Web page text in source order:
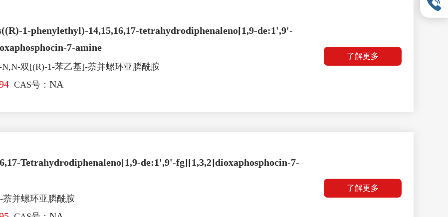
1-phenylethyl)-14,15,16,17-tetrahydrodiphenaleno[1,9-de:1',9'-
7-amine
N,N-双[(R)-1-苯乙基]-萘并螺环亚膦酰胺
CAS号： NA
了解更多
Tetrahydrodiphenaleno[1,9-de:1',9'-fg][1,3,2]dioxaphosphocin-7-
萘并螺环亚膦酰胺
了解更多